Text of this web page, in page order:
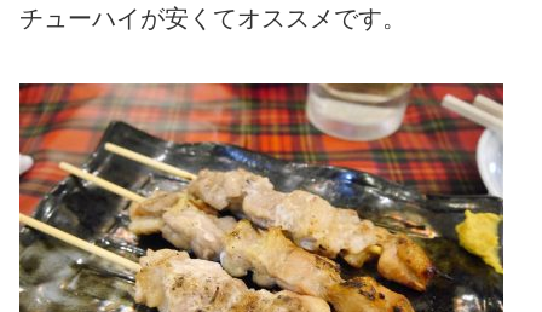
チューハイが安くてオススメです。